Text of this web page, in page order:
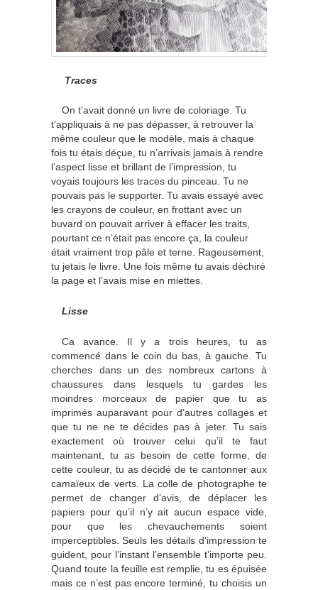
Traces
On t’avait donné un livre de coloriage. Tu
t’appliquais à ne pas dépasser, à retrouver la
même couleur que le modèle, mais à chaque
fois tu étais déçue, tu n’arrivais jamais à rendre
l’aspect lisse et brillant de l’impression, tu
voyais toujours les traces du pinceau. Tu ne
pouvais pas le supporter. Tu avais essayé avec
les crayons de couleur, en frottant avec un
buvard on pouvait arriver à effacer les traits,
pourtant ce n’était pas encore ça, la couleur
était vraiment trop pâle et terne. Rageusement,
tu jetais le livre. Une fois même tu avais déchiré
la page et l’avais mise en miettes.
Lisse
Ca avance. Il y a trois heures, tu as
commencé dans le coin du bas, à gauche. Tu
cherches dans un des nombreux cartons à
chaussures dans lesquels tu gardes les
moindres morceaux de papier que tu as
imprimés auparavant pour d’autres collages et
que tu ne ne te décides pas à jeter. Tu sais
exactement où trouver celui qu’il te faut
maintenant, tu as besoin de cette forme, de
cette couleur, tu as décidé de te cantonner aux
camaïeux de verts. La colle de photographe te
permet de changer d’avis, de déplacer les
papiers pour qu’il n’y ait aucun espace vide,
pour que les chevauchements soient
imperceptibles. Seuls les détails d’impression te
guident, pour l’instant l’ensemble t’importe peu.
Quand toute la feuille est remplie, tu es épuisée
mais ce n’est pas encore terminé, tu choisis un